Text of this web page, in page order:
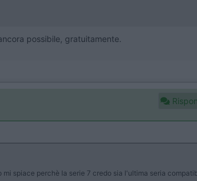
possibile, gratuitamente.
spiace perchè la serie 7 credo sia l'ultima seria